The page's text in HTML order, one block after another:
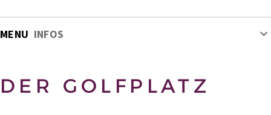
MENU INFOS
DER GOLFPLATZ